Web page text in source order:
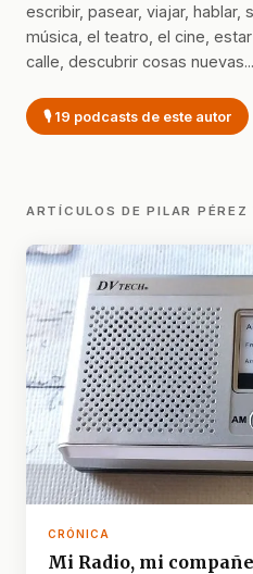
escribir, pasear, viajar, hablar,
música, el teatro, el cine,
calle, descubrir cosas nuevas...
🎙 19 podcasts de este autor
ARTÍCULOS DE PILAR PÉREZ
CRÓNICA
Mi Radio, mi